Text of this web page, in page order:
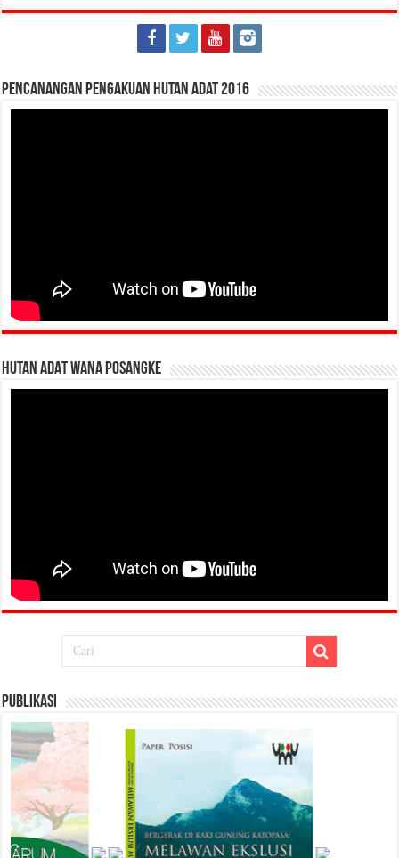
Pencanangan Pengakuan Hutan Adat 2016
HUTAN ADAT WANA POSANGKE
Publikasi